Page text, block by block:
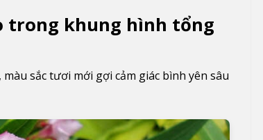
trong khung hình tổng
sắc tươi mới gợi cảm giác bình yên sâu